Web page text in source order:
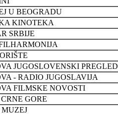
U BEOGRADU
KINOTEKA
SRBIJE
JUGOSLOVENSKI PREGLED
- RADIO JUGOSLAVIJA
FILMSKE NOVOSTI
GORE